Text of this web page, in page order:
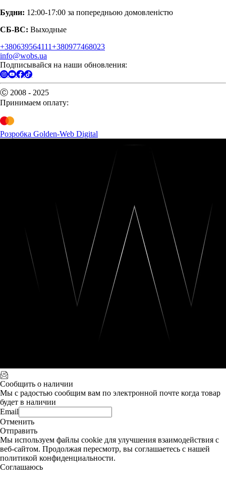
Будни: 12:00-17:00 за попередньою домовленістю
СБ-ВС: Выходные
+380639564111+380977468023
info@wobs.ua
Подписывайся на наши обновления:
Ⓒ 2008 - 2025
Принимаем оплату:
Розробка Golden-Web Digital
Сообщить о наличии
Мы с радостью сообщим вам по электронной почте когда товар
будет в наличии
Email
Отменить
Отправить
Мы используем файлы cookie для улучшения взаимодействия с
веб-сайтом. Продолжая пересмотр, вы соглашаетесь с нашей
политикой конфиденциальности.
Соглашаюсь